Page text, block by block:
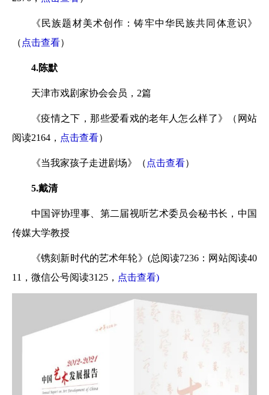
《民族题材美术创作：铸牢中华民族共同体意识》
（ 点击查看）
4.陈默
天津市戏剧家协会会员，2篇
《疫情之下，那些爱看戏的老年人怎么样了》（网站
阅读2164， 点击查看）
《当我家孩子走进剧场》（ 点击查看）
5.戴清
中国评协理事、第二届视听艺术委员会秘书长，中国
传媒大学教授
《镌刻新时代的艺术年轮》(总阅读7236：网站阅读40
11，微信公号阅读3125， 点击查看)